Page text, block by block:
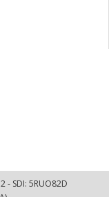
- SDI: 5RUO82D